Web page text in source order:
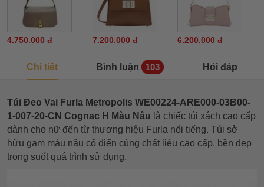
4.750.000 đ 7.200.000 đ 6.200.000 đ
Chi tiết Bình luận 103 Hỏi đáp
Túi Đeo Vai Furla Metropolis WE00224-ARE000-03B00-
1-007-20-CN Cognac H Màu Nâu là chiếc túi xách cao cấp
dành cho nữ đến từ thương hiệu Furla nổi tiếng. Túi sở
hữu gam màu nâu cổ điển cùng chất liệu cao cấp, bền đẹp
trong suốt quá trình sử dụng.